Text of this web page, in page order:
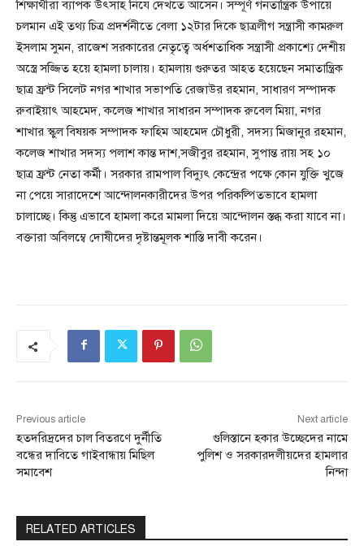
শিক্ষার্থীরা ব্যাপক উৎসাহ নিযে দেখতে আসেন। সম্পূর্ণ গনতান্ত্রিক উপায়ে
চলমান এই তথ্য চিত্র প্রদর্শনীতে বেলা ১২টার দিকে ছাত্রলীগ সন্ত্রাসী কামরুল
ইসলাম সুমন, রাজেশ সরকারের নেতৃত্বে অর্ধশতাধিক সন্ত্রাসী প্রকাশ্যে দেশীয়
অস্ত্রে সজ্জিত হয়ে হামলা চালায়। হামলায় গুরুতর আহত হয়েছেন সমাতান্ত্রিক
ছাত্র ফ্রন্ট সিলেট নগর শাখার সভাপতি রেজাউর রহমান, সাধারণ সম্পাদক
রুবাইয়াৎ আহমেদ, কলেজ শাখার সাধারন সম্পাদক রুবেল মিয়া, নগর
শাখার স্কুল বিষয়ক সম্পাদক ফাহিম আহমেদ চৌধুরী, সদস্য মিজানুর রহমান,
কলেজ শাখার সদস্য পলাশ কান্ত দাশ,সজীবুর রহমান, সুপান্ত রায় সহ ১০
ছাত্র ফ্রন্ট নেতা কর্মী। সরকার রামপাল বিদ্যুৎ কেন্দ্রের পক্ষে কোন যুক্তি খুজে
না পেয়ে সারাদেশে আন্দোলনকারীদের উপর পরিকল্পিতভাবে হামলা
চালাচ্ছে। কিন্তু এভাবে হামলা করে মামলা দিয়ে আন্দোলন স্তব্ধ করা যাবে না।
বক্তারা অবিলম্বে দোষীদের দৃষ্টান্তমূলক শাস্তি দাবী করেন।
Previous article
হতদরিদ্রদের চাল বিতরণে দুর্নীতি
বন্ধের দাবিতে গাইবান্ধায় মিছিল
সমাবেশ
Next article
গুলিস্তানে হকার উচ্ছেদের নামে
পুলিশ ও সরকারদলীয়দের হামলার
নিন্দা
RELATED ARTICLES